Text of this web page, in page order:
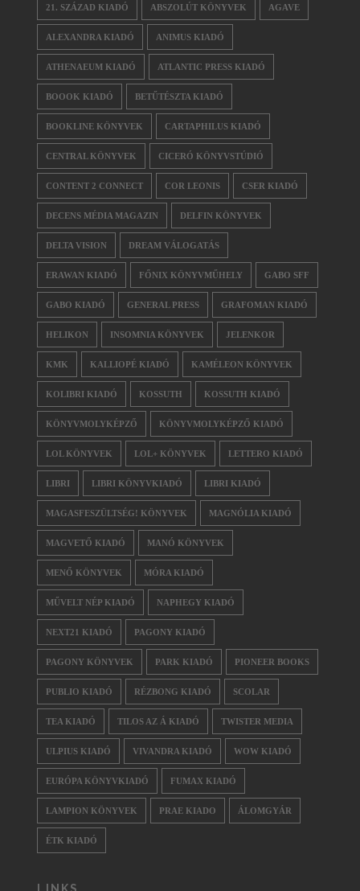
21. SZÁZAD KIADÓ ABSZOLÚT KÖNYVEK AGAVE
ALEXANDRA KIADÓ ANIMUS KIADÓ
ATHENAEUM KIADÓ ATLANTIC PRESS KIADÓ
BOOOK KIADÓ BETŰTÉSZTA KIADÓ
BOOKLINE KÖNYVEK CARTAPHILUS KIADÓ
CENTRAL KÖNYVEK CICERÓ KÖNYVSTÚDIÓ
CONTENT 2 CONNECT COR LEONIS CSER KIADÓ
DECENS MÉDIA MAGAZIN DELFIN KÖNYVEK
DELTA VISION DREAM VÁLOGATÁS
ERAWAN KIADÓ FŐNIX KÖNYVMŰHELY GABO SFF
GABO KIADÓ GENERAL PRESS GRAFOMAN KIADÓ
HELIKON INSOMNIA KÖNYVEK JELENKOR
KMK KALLIOPÉ KIADÓ KAMÉLEON KÖNYVEK
KOLIBRI KIADÓ KOSSUTH KOSSUTH KIADÓ
KÖNYVMOLYKÉPZŐ KÖNYVMOLYKÉPZŐ KIADÓ
LOL KÖNYVEK LOL+ KÖNYVEK LETTERO KIADÓ
LIBRI LIBRI KÖNYVKIADÓ LIBRI KIADÓ
MAGASFESZÜLTSÉG! KÖNYVEK MAGNÓLIA KIADÓ
MAGVETŐ KIADÓ MANÓ KÖNYVEK
MENŐ KÖNYVEK MÓRA KIADÓ
MŰVELT NÉP KIADÓ NAPHEGY KIADÓ
NEXT21 KIADÓ PAGONY KIADÓ
PAGONY KÖNYVEK PARK KIADÓ PIONEER BOOKS
PUBLIO KIADÓ RÉZBONG KIADÓ SCOLAR
TEA KIADÓ TILOS AZ Á KIADÓ TWISTER MEDIA
ULPIUS KIADÓ VIVANDRA KIADÓ WOW KIADÓ
EURÓPA KÖNYVKIADÓ FUMAX KIADÓ
LAMPION KÖNYVEK PRAE KIADO ÁLOMGYÁR
ÉTK KIADÓ